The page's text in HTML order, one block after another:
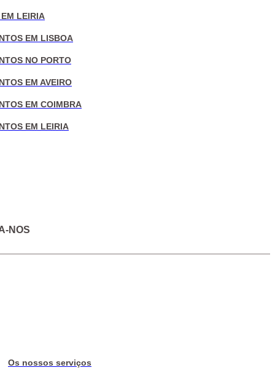
LEIRIA
EM LISBOA
NO PORTO
EM AVEIRO
EM COIMBRA
EM LEIRIA
NOS
Os nossos serviços